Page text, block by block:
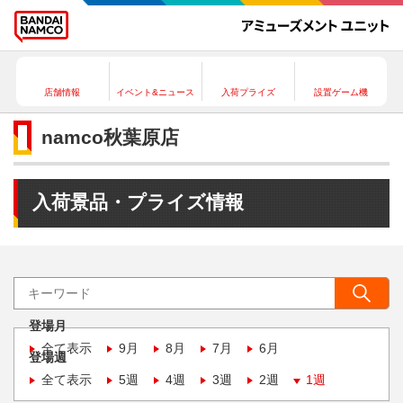
店舗情報 イベント&ニュース 入荷プライズ 設置ゲーム機
namco秋葉原店
入荷景品・プライズ情報
登場月
全て表示
9月 8月 7月 6月
登場週
全て表示
5週 4週 3週 2週 1週